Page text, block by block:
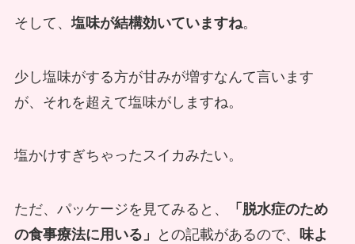
そして、 塩味が結構効いていますね。
少し塩味がする方が甘みが増すなんて言います
が、それを超えて塩味がしますね。
塩かけすぎちゃったスイカみたい。
ただ、パッケージを見てみると、
「脱水症のため
の食事療法に用いる」
との記載があるので、 味よ